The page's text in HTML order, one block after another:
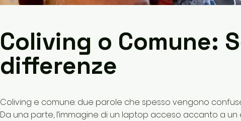
Coliving o Comune:
differenze
Coliving e comune: due parole che spesso vengono
Da una parte, l’immagine di un laptop acceso accanto a